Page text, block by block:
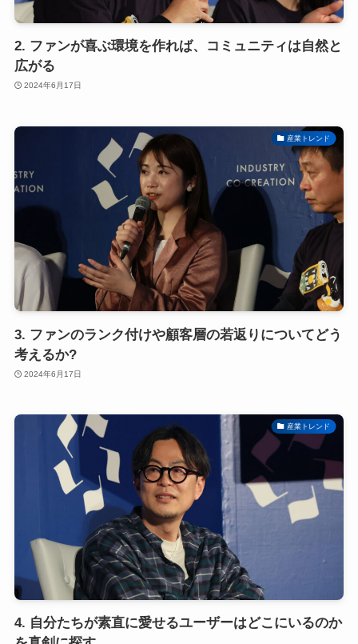
2. ファンが喜ぶ環境を作れば、コミュニティは自然と
広がる
2024年6月17日
産業トレンド
3. ファンのランク付けや顧客層の若返りについてどう
考えるか?
2024年6月17日
産業トレンド
4. 自分たちが素直に愛せるユーザーはどこにいるのか